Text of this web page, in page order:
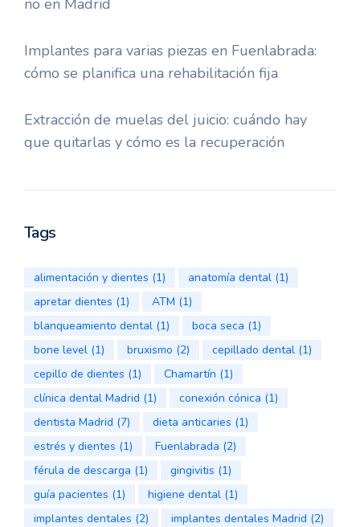
Implantes para varias piezas en Fuenlabrada:
cómo se planifica una rehabilitación fija
Extracción de muelas del juicio: cuándo hay
que quitarlas y cómo es la recuperación
Tags
alimentación y dientes (1) anatomía dental (1)
apretar dientes (1) ATM (1)
blanqueamiento dental (1) boca seca (1)
bone level (1) bruxismo (2) cepillado dental (1)
cepillo de dientes (1) Chamartín (1)
clínica dental Madrid (1) conexión cónica (1)
dentista Madrid (7) dieta anticaries (1)
estrés y dientes (1) Fuenlabrada (2)
férula de descarga (1) gingivitis (1)
guía pacientes (1) higiene dental (1)
implantes dentales (2) implantes dentales Madrid (2)